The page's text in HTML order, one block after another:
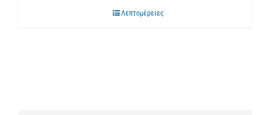
Λεπτομέρειες